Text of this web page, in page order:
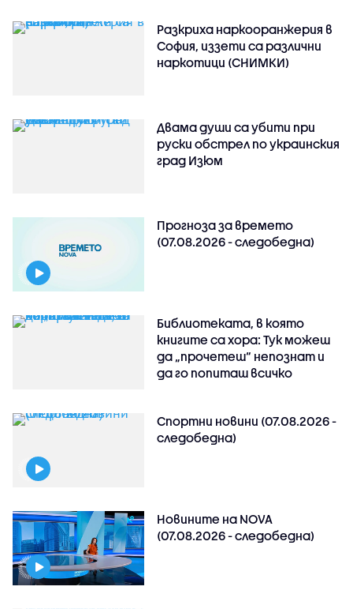
Разкриха наркооранжерия в
София, иззети са различни
наркотици (СНИМКИ)
Двама души са убити при
руски обстрeл по украинския
град Изюм
Прогноза за времето
(07.08.2026 - следобедна)
Библиотеката, в която
книгите са хора: Тук можеш
да „прочетеш“ непознат и
да го попиташ всичко
Спортни новини (07.08.2026 -
следобедна)
Новините на NOVA
(07.08.2026 - следобедна)